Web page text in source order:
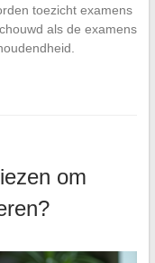
toezicht examens
als de examens
om